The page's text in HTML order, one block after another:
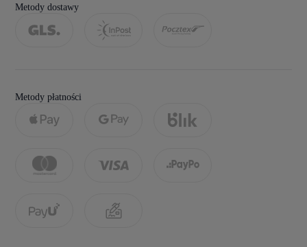
Metody dostawy
Metody płatności